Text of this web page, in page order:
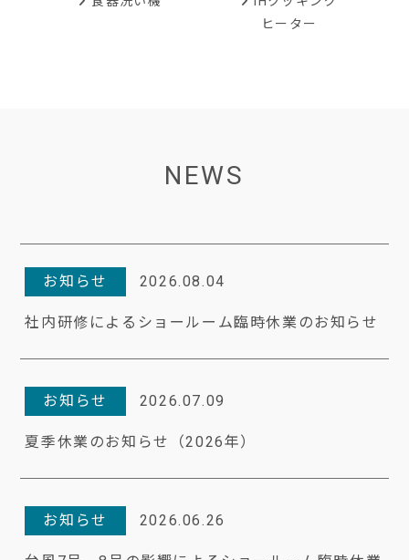
ヒーター
NEWS
お知らせ 2026.08.04
社内研修によるショールーム臨時休業のお知らせ
お知らせ 2026.07.09
夏季休業のお知らせ（2026年）
お知らせ 2026.06.26